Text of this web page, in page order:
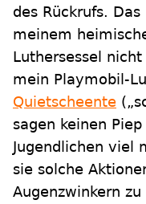
des Rückrufs.
meinem
Luthersessel
mein Playmobil-
Quietscheente
sagen keinen
Jugendlichen viel
sie solche
Augenzwinkern